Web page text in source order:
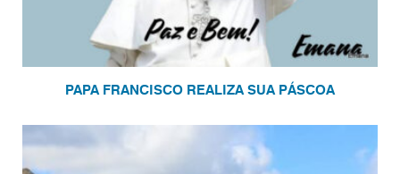
PAPA FRANCISCO REALIZA SUA PÁSCOA